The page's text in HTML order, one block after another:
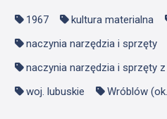
1967 kultura materialna
naczynia narzędzia i sprzęty
naczynia narzędzia i sprzęty
woj. lubuskie
Wróblów